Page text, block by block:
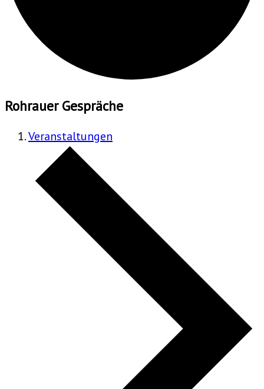
Rohrauer Gespräche
Veranstaltungen